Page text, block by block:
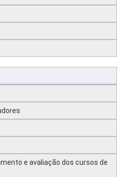
e avaliação dos cursos de